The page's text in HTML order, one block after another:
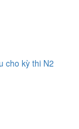
cho kỳ thi N2